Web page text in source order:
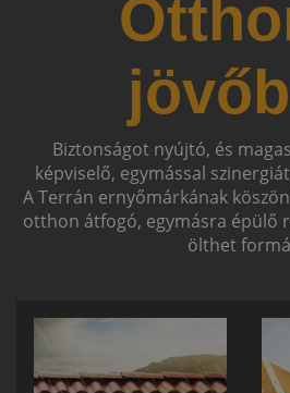
Biztonságot nyújtó, és
képviselő, egymással
A Terrán ernyőmárkának
otthon átfogó, egymásra épülő
ölthet